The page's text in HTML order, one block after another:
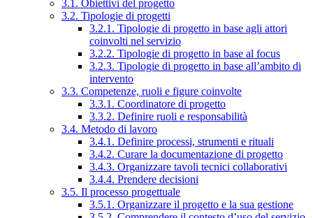
3.1. Obiettivi del progetto
3.2. Tipologie di progetti
3.2.1. Tipologie di progetto in base agli attori
coinvolti nel servizio
3.2.2. Tipologie di progetto in base al focus
3.2.3. Tipologie di progetto in base all’ambito di
intervento
3.3. Competenze, ruoli e figure coinvolte
3.3.1. Coordinatore di progetto
3.3.2. Definire ruoli e responsabilità
3.4. Metodo di lavoro
3.4.1. Definire processi, strumenti e rituali
3.4.2. Curare la documentazione di progetto
3.4.3. Organizzare tavoli tecnici collaborativi
3.4.4. Prendere decisioni
3.5. Il processo progettuale
3.5.1. Organizzare il progetto e la sua gestione